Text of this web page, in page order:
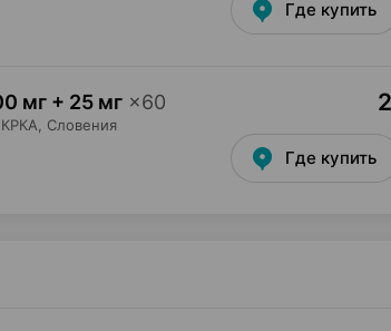
Где купить
мг + 25 мг ×60
КРКА , Словения
Где купить